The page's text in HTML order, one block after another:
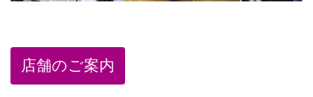
店舗のご案内